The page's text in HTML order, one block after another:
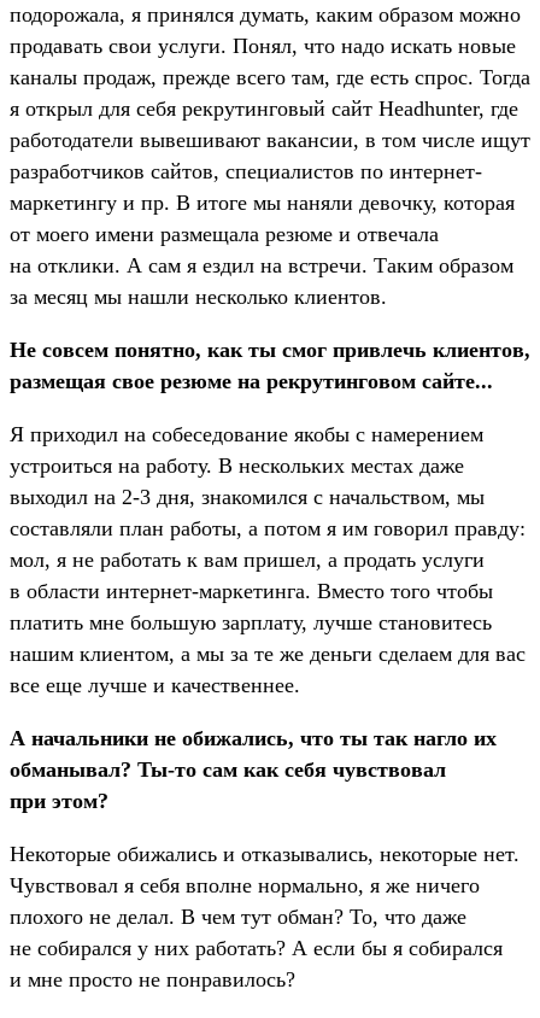
подорожала, я принялся думать, каким образом можно
продавать свои услуги. Понял, что надо искать новые
каналы продаж, прежде всего там, где есть спрос. Тогда
я открыл для себя рекрутинговый сайт Headhunter, где
работодатели вывешивают вакансии, в том числе ищут
разработчиков сайтов, специалистов по интернет-
маркетингу и пр. В итоге мы наняли девочку, которая
от моего имени размещала резюме и отвечала
на отклики. А сам я ездил на встречи. Таким образом
за месяц мы нашли несколько клиентов.
Не совсем понятно, как ты смог привлечь клиентов,
размещая свое резюме на рекрутинговом сайте...
Я приходил на собеседование якобы с намерением
устроиться на работу. В нескольких местах даже
выходил на 2-3 дня, знакомился с начальством, мы
составляли план работы, а потом я им говорил правду:
мол, я не работать к вам пришел, а продать услуги
в области интернет-маркетинга. Вместо того чтобы
платить мне большую зарплату, лучше становитесь
нашим клиентом, а мы за те же деньги сделаем для вас
все еще лучше и качественнее.
А начальники не обижались, что ты так нагло их
обманывал? Ты-то сам как себя чувствовал
при этом?
Некоторые обижались и отказывались, некоторые нет.
Чувствовал я себя вполне нормально, я же ничего
плохого не делал. В чем тут обман? То, что даже
не собирался у них работать? А если бы я собирался
и мне просто не понравилось?